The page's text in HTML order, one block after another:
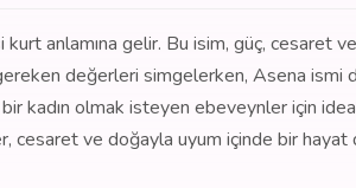
anlamına gelir. Bu isim, güç, cesaret ve
değerleri simgelerken, Asena ismi
kadın olmak isteyen ebeveynler için
cesaret ve doğayla uyum içinde bir hayat